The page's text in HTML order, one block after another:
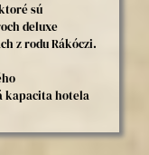
sú
deluxe
z rodu Rákóczi.
kapacita hotela